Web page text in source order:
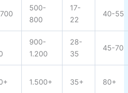
500-
800
17-
22
40-55
900-
1.200
28-
35
45-70
1.500+ 35+ 80+